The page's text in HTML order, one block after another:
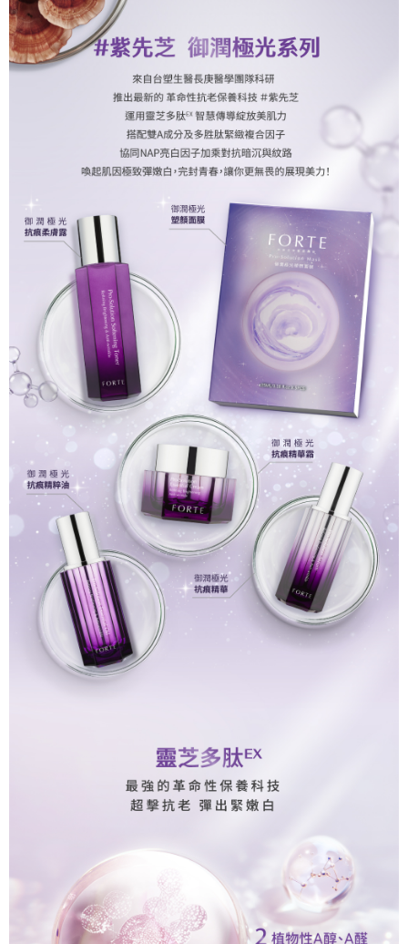
任。
４．使用「AFTEE先享後付」時，將依據個別帳號之用戶狀況，依本公司即
時審查核予不同之上限額度；若仍有額度不足之情形，本公司將視審查結果
請求用戶進行身份認證。
５．嚴禁一人註冊多個帳號或使用他人資訊註冊。若發現惡意使用之情形，
恩沛科技股份有限公司將有權停止該用戶之使用額度並採取法律行動。
付款後7-11取貨
每筆NT$90，滿NT$1,000(含以上)免運費
每筆NT$90，滿NT$1,000(含以上)免運費
每筆NT$90，滿NT$1,000(含以上)免運費